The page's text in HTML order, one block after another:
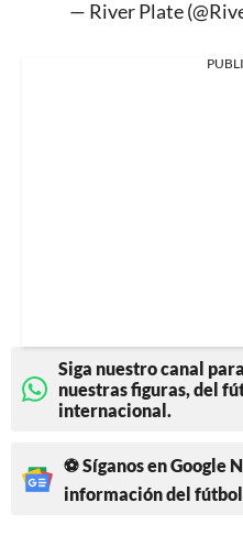
— River Plate
Siga nuestro canal
nuestras figuras, del
internacional.
⚽ Síganos en Google
información del